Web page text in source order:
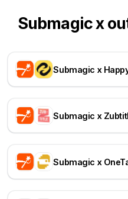
Submagic x
Submagic x
Submagic x
Submagic x